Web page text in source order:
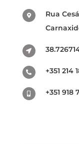
Rua
+351 214
+351 918